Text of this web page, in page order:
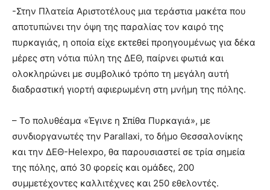
-Στην Πλατεία Αριστοτέλους μια τεράστια μακέτα που
αποτυπώνει την όψη της παραλίας τον καιρό της
πυρκαγιάς, η οποία είχε εκτεθεί προηγουμένως για δέκα
μέρες στη νότια πύλη της ΔΕΘ, παίρνει φωτιά και
ολοκληρώνει με συμβολικό τρόπο τη μεγάλη αυτή
διαδραστική γιορτή αφιερωμένη στη μνήμη της πόλης.
– Το πολυθέαμα «Έγινε η Σπίθα Πυρκαγιά», με
συνδιοργανωτές την Parallaxi, το δήμο Θεσσαλονίκης
και την ΔΕΘ-Helexpo, θα παρουσιαστεί σε τρία σημεία
της πόλης, από 30 φορείς και ομάδες, 200
συμμετέχοντες καλλιτέχνες και 250 εθελοντές.